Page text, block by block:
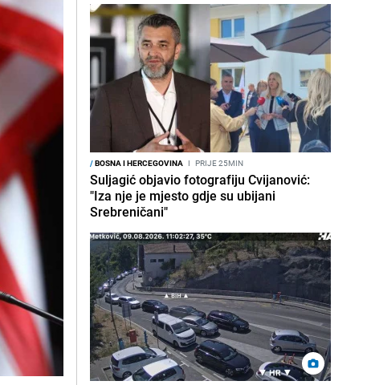
/BOSNA I HERCEGOVINA I PRIJE 25MIN
Suljagić objavio fotografiju Cvijanović:
"Iza nje je mjesto gdje su ubijani
Srebreničani"